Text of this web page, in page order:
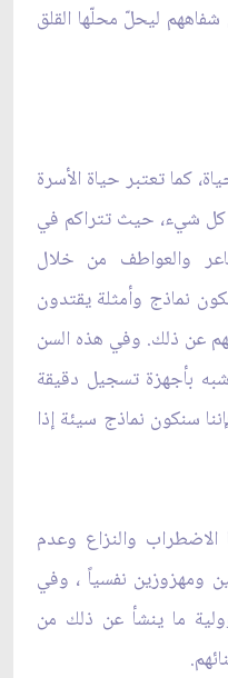
ليحلّ محلّها القلق
كما تعتبر حياة الأسرة
كل شيء، حيث تتراكم في
والعواطف من خلال
نماذج وأمثلة يقتدون
عن ذلك. وفي هذه السن
بأجهزة تسجيل دقيقة
سنكون نماذج سيئة إذا
الاضطراب والنزاع وعدم
ومهزوزين نفسياً ، وفي
ما ينشأ عن ذلك من